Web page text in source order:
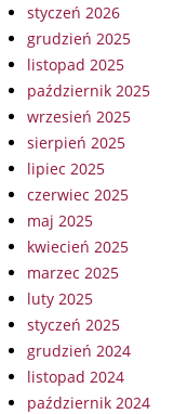
styczeń 2026
grudzień 2025
listopad 2025
październik 2025
wrzesień 2025
sierpień 2025
lipiec 2025
czerwiec 2025
maj 2025
kwiecień 2025
marzec 2025
luty 2025
styczeń 2025
grudzień 2024
listopad 2024
październik 2024